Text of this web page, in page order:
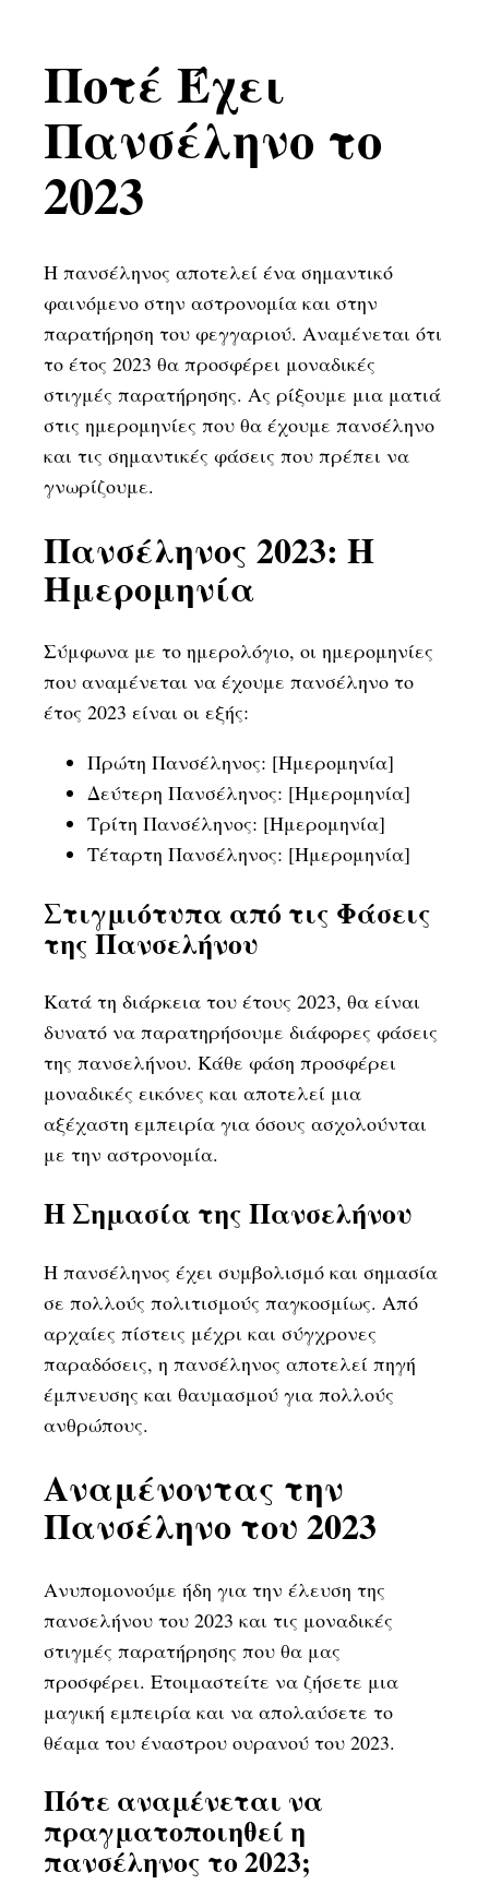
Ποτέ Έχει
Πανσέληνο το
2023
Η πανσέληνος αποτελεί ένα σημαντικό
φαινόμενο στην αστρονομία και στην
παρατήρηση του φεγγαριού. Αναμένεται ότι
το έτος 2023 θα προσφέρει μοναδικές
στιγμές παρατήρησης. Ας ρίξουμε μια ματιά
στις ημερομηνίες που θα έχουμε πανσέληνο
και τις σημαντικές φάσεις που πρέπει να
γνωρίζουμε.
Πανσέληνος 2023: Η
Ημερομηνία
Σύμφωνα με το ημερολόγιο, οι ημερομηνίες
που αναμένεται να έχουμε πανσέληνο το
έτος 2023 είναι οι εξής:
Πρώτη Πανσέληνος: [Ημερομηνία]
Δεύτερη Πανσέληνος: [Ημερομηνία]
Τρίτη Πανσέληνος: [Ημερομηνία]
Τέταρτη Πανσέληνος: [Ημερομηνία]
Στιγμιότυπα από τις Φάσεις
της Πανσελήνου
Κατά τη διάρκεια του έτους 2023, θα είναι
δυνατό να παρατηρήσουμε διάφορες φάσεις
της πανσελήνου. Κάθε φάση προσφέρει
μοναδικές εικόνες και αποτελεί μια
αξέχαστη εμπειρία για όσους ασχολούνται
με την αστρονομία.
Η Σημασία της Πανσελήνου
Η πανσέληνος έχει συμβολισμό και σημασία
σε πολλούς πολιτισμούς παγκοσμίως. Από
αρχαίες πίστεις μέχρι και σύγχρονες
παραδόσεις, η πανσέληνος αποτελεί πηγή
έμπνευσης και θαυμασμού για πολλούς
ανθρώπους.
Αναμένοντας την
Πανσέληνο του 2023
Ανυπομονούμε ήδη για την έλευση της
πανσελήνου του 2023 και τις μοναδικές
στιγμές παρατήρησης που θα μας
προσφέρει. Ετοιμαστείτε να ζήσετε μια
μαγική εμπειρία και να απολαύσετε το
θέαμα του έναστρου ουρανού του 2023.
Πότε αναμένεται να
πραγματοποιηθεί η
πανσέληνος το 2023;